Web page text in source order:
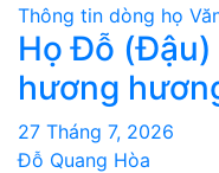
Thông tin dòng họ
Họ Đỗ
hương
27 Tháng 7, 2026
Đỗ Quang Hòa